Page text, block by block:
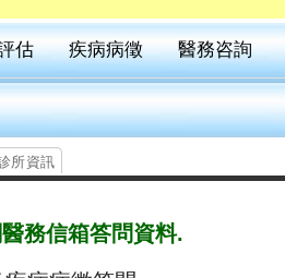
估 疾病病徵 醫務咨詢
所資訊
務信箱答問資料.